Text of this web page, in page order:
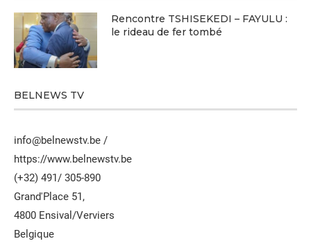
Rencontre TSHISEKEDI – FAYULU :
le rideau de fer tombé
BELNEWS TV
info@belnewstv.be /
https://www.belnewstv.be
(+32) 491/ 305-890
Grand'Place 51,
4800 Ensival/Verviers
Belgique